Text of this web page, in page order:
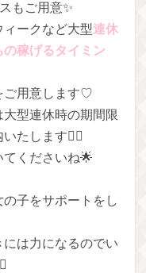
もご用意✨
ィークなど大型連休
稼げるタイミン
ご用意します♡
型連休時の期間限
たします🙆‍♀️
くださいね🌟
子をサポートをし
は力になるのでい